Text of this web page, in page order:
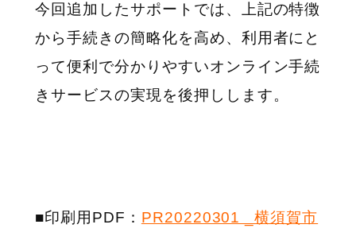
今回追加したサポートでは、上記の特徴
から手続きの簡略化を高め、利用者にと
って便利で分かりやすいオンライン手続
きサービスの実現を後押しします。
■印刷用PDF： PR20220301 _横須賀市